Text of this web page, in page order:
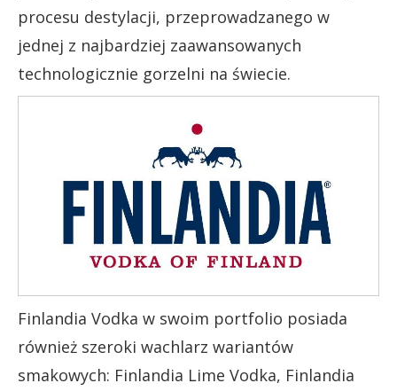
procesu destylacji, przeprowadzanego w
jednej z najbardziej zaawansowanych
technologicznie gorzelni na świecie.
Finlandia Vodka w swoim portfolio posiada
również szeroki wachlarz wariantów
smakowych: Finlandia Lime Vodka, Finlandia